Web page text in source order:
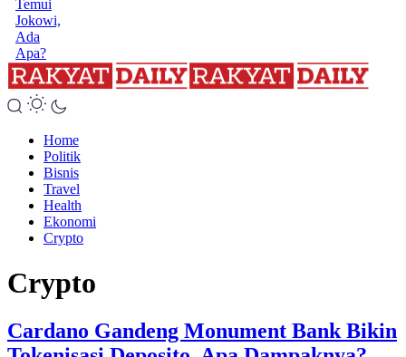
Temui
Jokowi,
Ada
Apa?
Home
Politik
Bisnis
Travel
Health
Ekonomi
Crypto
Crypto
Cardano Gandeng Monument Bank Bikin